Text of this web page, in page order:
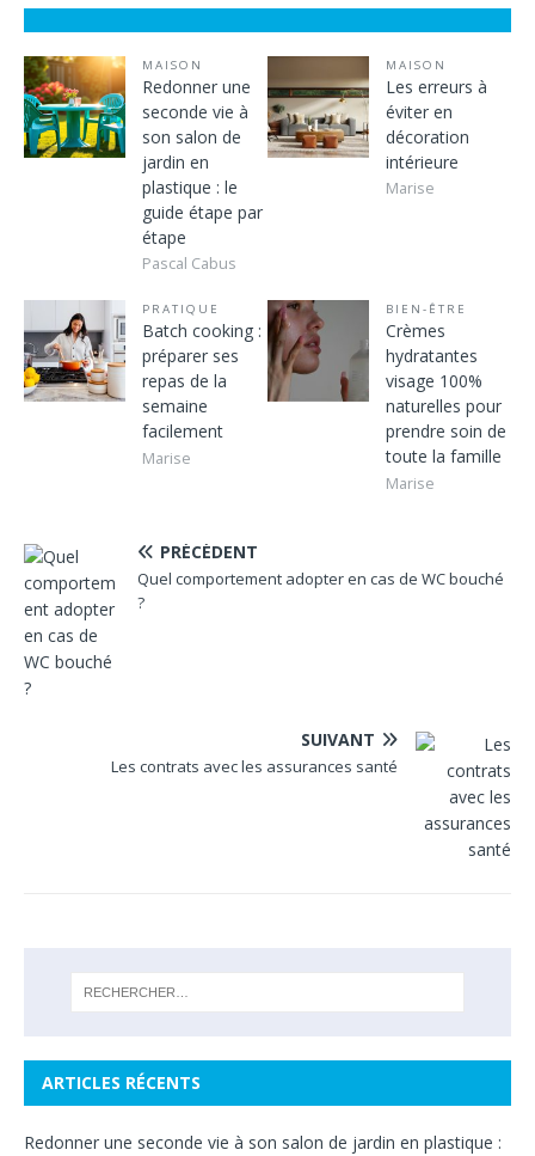
MAISON
Redonner une
seconde vie à
son salon de
jardin en
plastique : le
guide étape par
étape
Pascal Cabus
MAISON
Les erreurs à
éviter en
décoration
intérieure
Marise
PRATIQUE
Batch cooking :
préparer ses
repas de la
semaine
facilement
Marise
BIEN-ÊTRE
Crèmes
hydratantes
visage 100%
naturelles pour
prendre soin de
toute la famille
Marise
PRÉCÉDENT
Quel comportement adopter en cas de WC bouché
?
SUIVANT
Les contrats avec les assurances santé
ARTICLES RÉCENTS
Redonner une seconde vie à son salon de jardin en plastique :